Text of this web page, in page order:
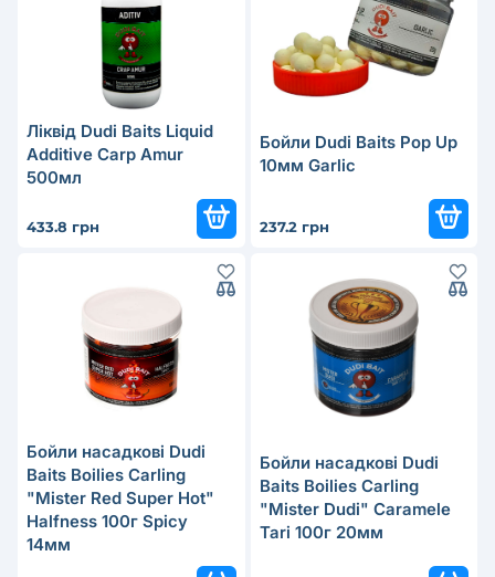
Ліквід Dudi Baits Liquid
Additive Carp Amur
500мл
433.8 грн
Бойли Dudi Baits Pop Up
10мм Garlic
237.2 грн
Бойли насадкові Dudi
Baits Boilies Carling
"Mister Red Super Hot"
Halfness 100г Spicy
14мм
Бойли насадкові Dudi
Baits Boilies Carling
"Mister Dudi" Caramele
Tari 100г 20мм